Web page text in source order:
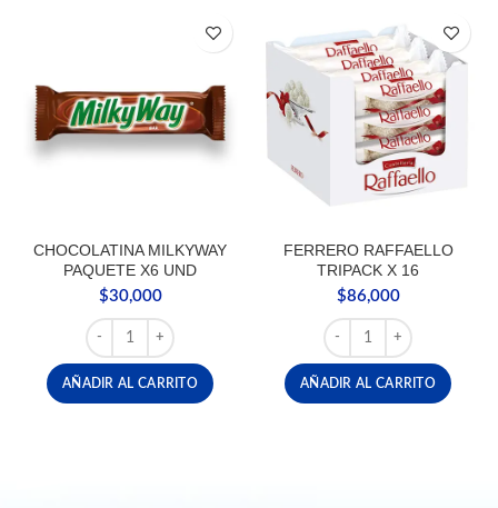
CHOCOLATINA MILKYWAY
PAQUETE X6 UND
$30,000
CHOCOLATINA MILKYWAY PAQUETE X6 UND cantidad
AÑADIR AL CARRITO
FERRERO RAFFAELLO
TRIPACK X 16
$86,000
FERRERO RAFFAELLO
AÑADIR AL CARRITO